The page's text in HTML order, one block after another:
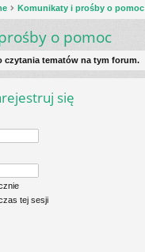
Komunikaty i prośby o pomoc
o pomoc
czytania tematów na tym forum.
się
tej sesji